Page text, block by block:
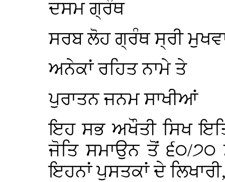
ਦਸਮ ਗ੍ਰੰਥ
ਸਰਬ ਲੋਹ ਗ੍ਰੰਥ ਸ੍ਰੀ
ਅਨੇਕਾਂ ਰਹਿਤ ਨਾਮੇ ਤੇ
ਪੁਰਾਤਨ ਜਨਮ ਸਾਖੀਆਂ
ਇਹ ਸਭ ਅਖੌਤੀ ਸਿਖ
ਜੋਤਿ ਸਮਾਉਨ ਤੋਂ ੬੦/
ਇਹਨਾਂ ਪੁਸਤਕਾਂ ਦੇ